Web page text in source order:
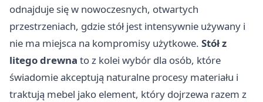
odnajduje się w nowoczesnych, otwartych
przestrzeniach, gdzie stół jest intensywnie używany i
nie ma miejsca na kompromisy użytkowe. Stół z
litego drewna to z kolei wybór dla osób, które
świadomie akceptują naturalne procesy materiału i
traktują mebel jako element, który dojrzewa razem z